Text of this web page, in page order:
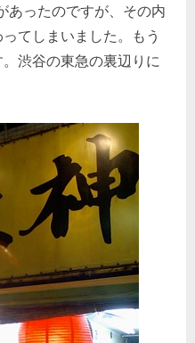
あったのですが、その内
ってしまいました。もう
渋谷の東急の裏辺りに